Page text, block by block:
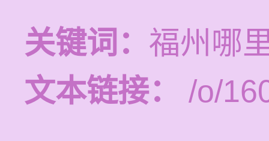
关键词： 福州哪
文本链接：
/o/